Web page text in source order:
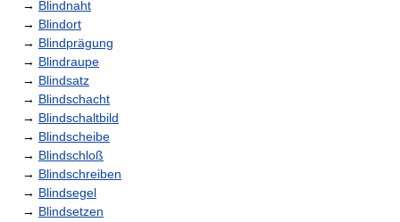
→ Blindnaht
→ Blindort
→ Blindprägung
→ Blindraupe
→ Blindsatz
→ Blindschacht
→ Blindschaltbild
→ Blindscheibe
→ Blindschloß
→ Blindschreiben
→ Blindsegel
→ Blindsetzen